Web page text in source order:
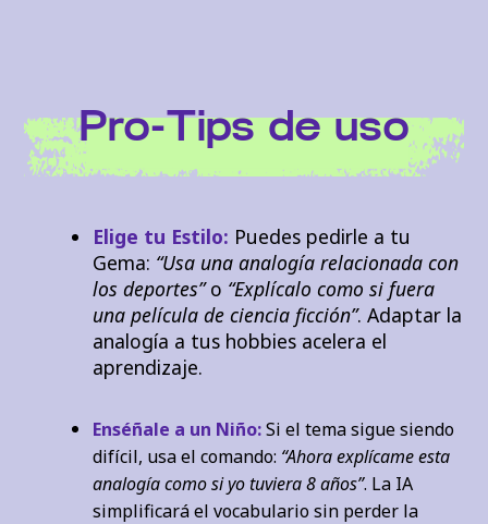
Pro-Tips de uso
Elige tu Estilo: Puedes pedirle a tu
Gema: “Usa una analogía relacionada con
los deportes”o “Explícalo como si fuera
una película de ciencia ficción”. Adaptar la
analogía a tus hobbies acelera el
aprendizaje.
Enséñale a un Niño:Si el tema sigue siendo
difícil, usa el comando: “Ahora explícame esta
analogía como si yo tuviera 8 años”. La IA
simplificará el vocabulario sin perder la